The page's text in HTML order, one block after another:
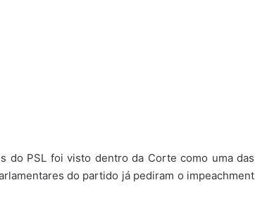
do PSL foi visto dentro da Corte como uma das
do partido já pediram o impeachment